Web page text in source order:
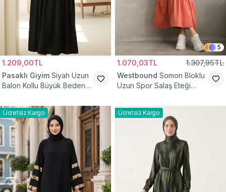
1.209,00TL
Pasaklı Giyim Siyah Uzun
Balon Kollu Büyük Beden
5
1.070,03TL 1.307,95TL
Westbound Somon Bloklu
Uzun Spor Salaş Eteği
Ücretsiz Kargo Ücretsiz Kargo